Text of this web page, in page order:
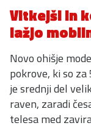
Vitkejši in
lažjo
Novo ohišje
pokrove, ki so
je srednji del
raven, zaradi
telesa med